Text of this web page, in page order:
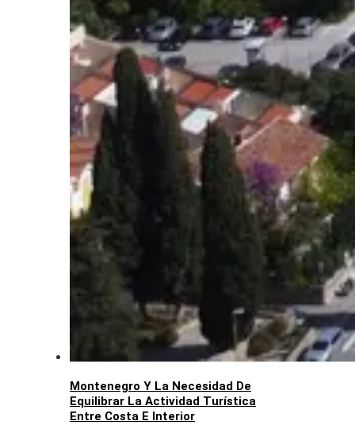
Montenegro Y La Necesidad De
Equilibrar La Actividad Turística
Entre Costa E Interior